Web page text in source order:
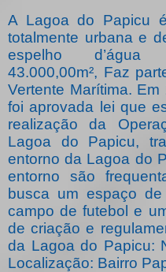
A Lagoa do Papicu
totalmente urbana e
espelho d’água
43.000,00m², Faz
Vertente Marítima.
foi aprovada lei que
realização da
Lagoa do Papicu,
entorno da Lagoa do
entorno são
busca um espaço
campo de futebol e
de criação e
da Lagoa do Papicu:
Localização: Bairro